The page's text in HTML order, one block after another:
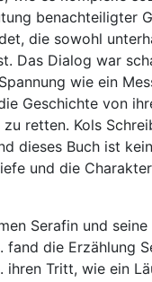
benachteiligter
die sowohl
Das Dialog war
wie ein
Geschichte von
retten. Kols
dieses Buch ist
und die
Serafin und seine
fand die Erzählung
ihren Tritt, wie ein